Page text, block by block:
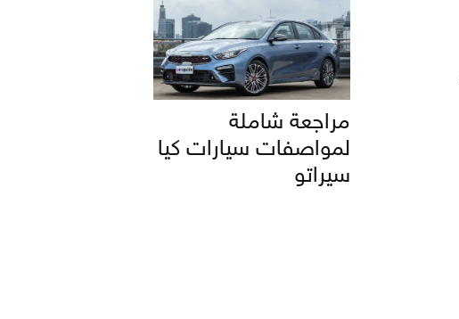
مراجعة شاملة
لمواصفات سيارات كيا
سيراتو